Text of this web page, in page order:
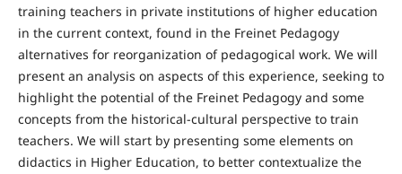
training teachers in private institutions of higher education
in the current context, found in the Freinet Pedagogy
alternatives for reorganization of pedagogical work. We will
present an analysis on aspects of this experience, seeking to
highlight the potential of the Freinet Pedagogy and some
concepts from the historical-cultural perspective to train
teachers. We will start by presenting some elements on
didactics in Higher Education, to better contextualize the